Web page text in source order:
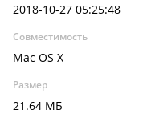
2018-10-27 05:25:48
Совместимость
Mac OS X
Размер
21.64 МБ